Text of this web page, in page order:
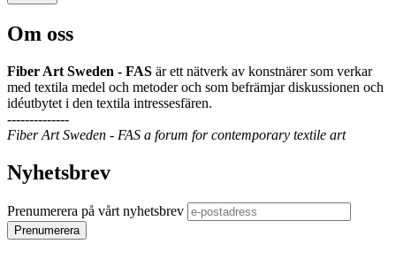
Om oss
Fiber Art Sweden - FAS är ett nätverk av konstnärer som verkar
med textila medel och metoder och som befrämjar diskussionen och
idéutbytet i den textila intressesfären.
--------------
Fiber Art Sweden - FAS a forum for contemporary textile art
Nyhetsbrev
Prenumerera på vårt nyhetsbrev